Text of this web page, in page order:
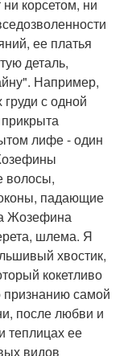
корсетом, ни
ее платья
деталь,
Например,
с одной
лифе - один
волосы,
падающие
Жозефина
шлема. Я
хвостик,
кокетливо
признанию самой
после любви и
теплицах ее
видов